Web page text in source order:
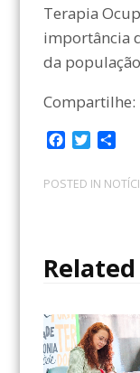
Terapia
importância
da
Compartilhe:
c
e
k
i
t
m
p
i
a
r
POSTED IN